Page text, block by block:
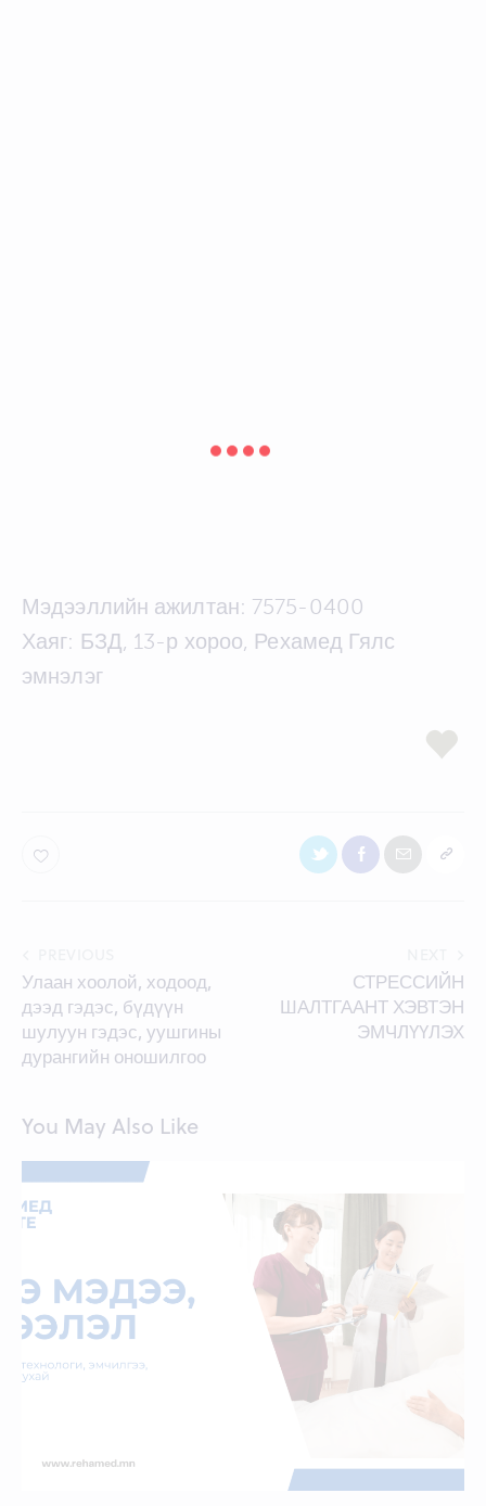
Мэдээллийн ажилтан: 7575-0400
Хаяг: БЗД, 13-р хороо, Рехамед Гялс
эмнэлэг
navigation
Улаан хоолой, ходоод,
дээд гэдэс, бүдүүн
шулуун гэдэс, уушгины
дурангийн оношилгоо
СТРЕССИЙН
ШАЛТГААНТ ХЭВТЭН
ЭМЧЛҮҮЛЭХ
You May Also Like